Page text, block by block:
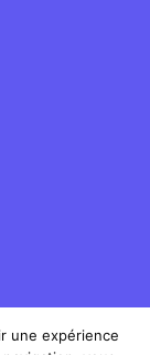
une expérience